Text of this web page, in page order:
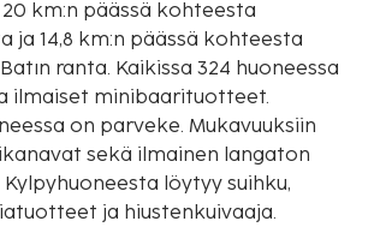
km:n päässä kohteesta
ja 14,8 km:n päässä kohteesta
ranta. Kaikissa 324 huoneessa
ilmaiset minibaarituotteet.
on parveke. Mukavuuksiin
sekä ilmainen langaton
löytyy suihku,
ja hiustenkuivaaja.